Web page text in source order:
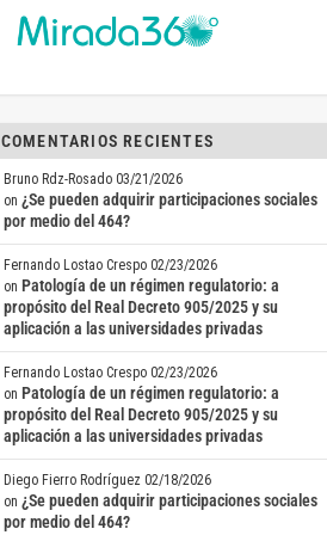
COMENTARIOS RECIENTES
Bruno Rdz-Rosado 03/21/2026
on ¿Se pueden adquirir participaciones sociales
por medio del 464?
Fernando Lostao Crespo 02/23/2026
on Patología de un régimen regulatorio: a
propósito del Real Decreto 905/2025 y su
aplicación a las universidades privadas
Fernando Lostao Crespo 02/23/2026
on Patología de un régimen regulatorio: a
propósito del Real Decreto 905/2025 y su
aplicación a las universidades privadas
Diego Fierro Rodríguez 02/18/2026
on ¿Se pueden adquirir participaciones sociales
por medio del 464?